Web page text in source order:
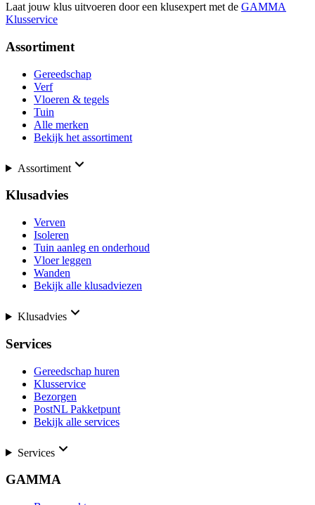
Laat jouw klus uitvoeren door een klusexpert met de GAMMA
Klusservice
Assortiment
Gereedschap
Verf
Vloeren & tegels
Tuin
Alle merken
Bekijk het assortiment
Assortiment
Klusadvies
Verven
Isoleren
Tuin aanleg en onderhoud
Vloer leggen
Wanden
Bekijk alle klusadviezen
Klusadvies
Services
Gereedschap huren
Klusservice
Bezorgen
PostNL Pakketpunt
Bekijk alle services
Services
GAMMA